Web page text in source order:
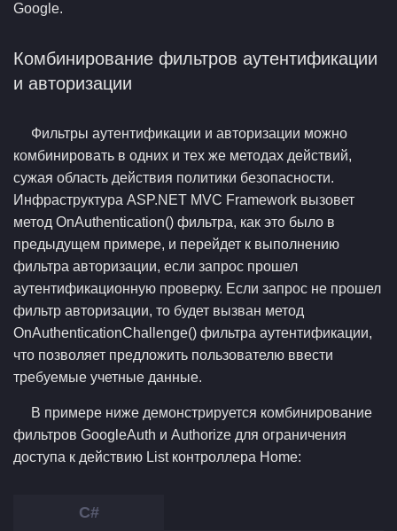
Google.
Комбинирование фильтров аутентификации
и авторизации
Фильтры аутентификации и авторизации можно
комбинировать в одних и тех же методах действий,
сужая область действия политики безопасности.
Инфраструктура ASP.NET MVC Framework вызовет
метод OnAuthentication() фильтра, как это было в
предыдущем примере, и перейдет к выполнению
фильтра авторизации, если запрос прошел
аутентификационную проверку. Если запрос не прошел
фильтр авторизации, то будет вызван метод
OnAuthenticationChallenge() фильтра аутентификации,
что позволяет предложить пользователю ввести
требуемые учетные данные.
В примере ниже демонстрируется комбинирование
фильтров GoogleAuth и Authorize для ограничения
доступа к действию List контроллера Home: